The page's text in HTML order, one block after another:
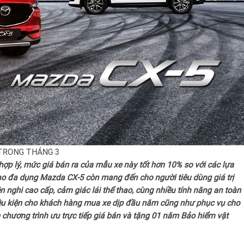
lý, mức giá bán ra của mẫu xe này tốt hơn 10% so với các lựa
đa dụng Mazda CX-5 còn mang đến cho người tiêu dùng giá trị
nghi cao cấp, cảm giác lái thể thao, cùng nhiều tính năng an toàn
kiện cho khách hàng mua xe dịp đầu năm cũng như phục vụ cho
trình ưu trực tiếp giá bán và tặng 01 năm Bảo hiểm vật